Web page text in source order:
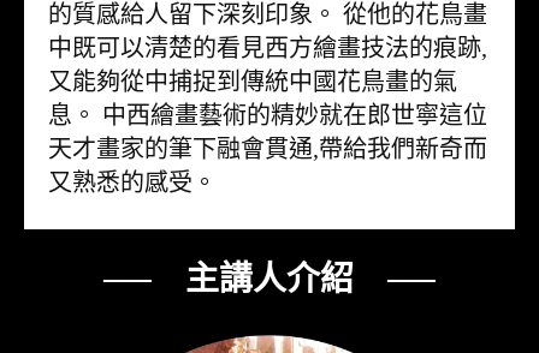
的質感給人留下深刻印象。 從他的花鳥畫
中既可以清楚的看見西方繪畫技法的痕跡,
又能夠從中捕捉到傳統中國花鳥畫的氣
息。 中西繪畫藝術的精妙就在郎世寧這位
天才畫家的筆下融會貫通,帶給我們新奇而
又熟悉的感受。
── 主講人介紹 ──